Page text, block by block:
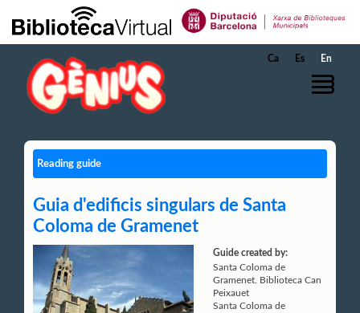
Skip to Main Content
Ca Es En
Reading guide
Guia d'edificis singulars de Santa
Coloma de Gramenet
Guide created by:
Santa Coloma de
Gramenet. Biblioteca Can
Peixauet
Santa Coloma de